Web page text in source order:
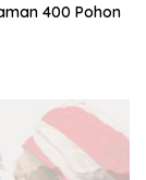
400 Pohon